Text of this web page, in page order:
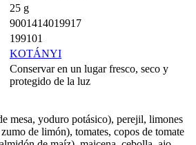
25 g
9001414019917
199101
KOTÁNYI
Conservar en un lugar fresco, seco y
protegido de la luz
mesa, yoduro potásico), perejil, limones
de limón), tomates, copos de tomate